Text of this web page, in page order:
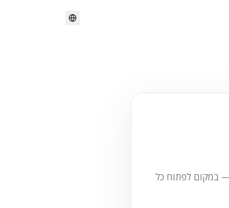
— במקום לפתוח כל